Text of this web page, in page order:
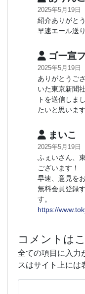
2025年5月19日
紹介ありがと
早速エール送
ゴー宣
2025年5月19日
ありがとうご
いた東京新聞
トを送信しま
たいと思います
まいこ
2025年5月19日
ふぇいさん、
ございます！
早速、意見を
無料会員登録
す。
https://
コメントは
全ての項目に入力
スはサイト上には